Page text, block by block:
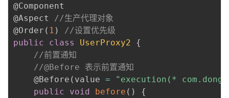
@Component
@Aspect
//生产代理对象
@Order ( 1 )
//设置优先级
public
class UserProxy2
{
//前置通知
//@Before 表示前置通知
@Before ( value =
"execution(*
public
void before ( )
{